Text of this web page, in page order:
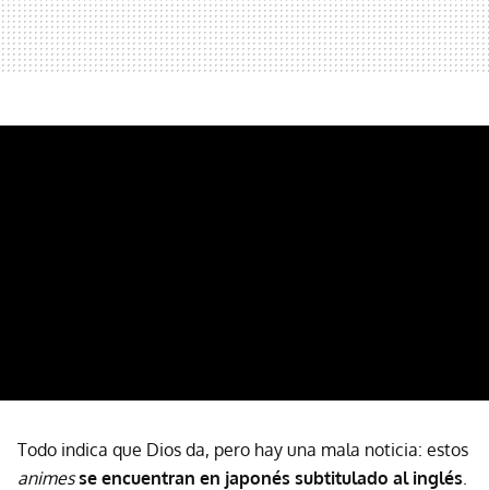
Todo indica que Dios da, pero hay una mala noticia: estos
animes se encuentran en japonés subtitulado al inglés